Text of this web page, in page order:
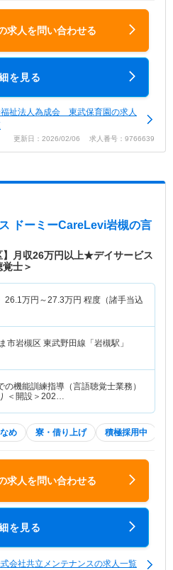
求人を問い合わせる
を見る
祉法人為成会 東武保育園の求人
更新日：2026/02/06 求人番号：9766639
ドーミーCareLevi岩槻の言
】月収26万円以上★デイサービス
士＞
26.1万円～27.3万円 程度（諸手当込
市岩槻区 東武野田線「岩槻駅」
の機能訓練指導（言語聴覚士業務）
＜開設＞202…
め 寮・借り上げ 積極採用中
求人を問い合わせる
を見る
会社共立メンテナンスの求人一覧